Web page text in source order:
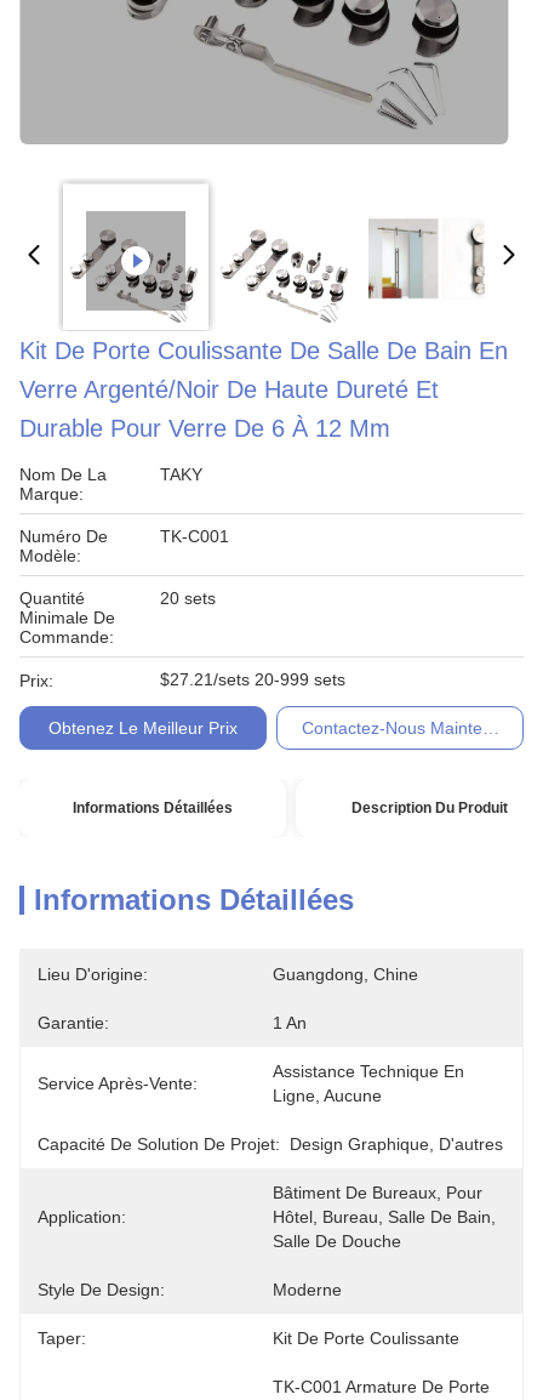
Kit De Porte Coulissante De Salle De Bain En
Verre Argenté/noir De Haute Dureté Et
Durable Pour Verre De 6 À 12 Mm
Nom De La
Marque:
TAKY
Numéro De
Modèle:
TK-C001
Quantité
Minimale De
Commande:
20 sets
Prix: $27.21/sets 20-999 sets
Obtenez Le Meilleur Prix Contactez-Nous Maintenant
Informations Détaillées Description Du Produit
Informations Détaillées
Lieu D'origine: Guangdong, Chine
Garantie: 1 An
Service Après-Vente:
Assistance Technique En
Ligne, Aucune
Capacité De Solution De Projet: Design Graphique, D'autres
Application:
Bâtiment De Bureaux, Pour
Hôtel, Bureau, Salle De Bain,
Salle De Douche
Style De Design: Moderne
Taper: Kit De Porte Coulissante
TK-C001 Armature De Porte